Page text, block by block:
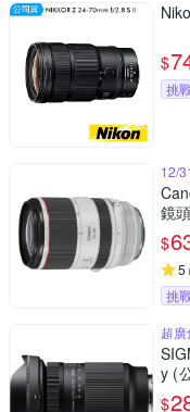
$
挑
12/
鏡
$
5 (
挑
超
y (
微
$